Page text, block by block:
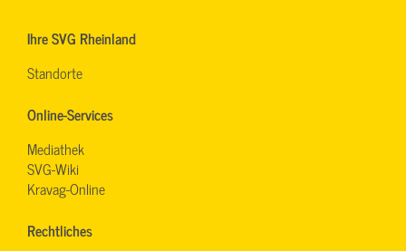
Ihre SVG Rheinland
Standorte
Online-Services
Mediathek
SVG-Wiki
Kravag-Online
Rechtliches